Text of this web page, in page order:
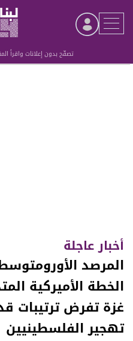
تصفّح بدون إعلانات واقرأ
أخبار عاجلة
المرصد
الخطة الأميركية
غزة تفرض ترتيبات
تهجير الفلسطينيين